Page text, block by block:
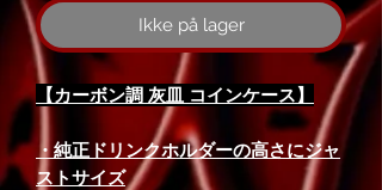
Ikke på lager
【カーボン調 灰皿 コインケース】
・純正ドリンクホルダーの高さにジャ
ストサイズ